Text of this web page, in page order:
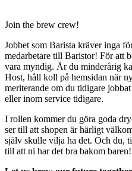
Join the brew crew!
Jobbet som Barista kräver inga
medarbetare till Baristor! För att
vara myndig. Är du minderårig
Host, håll koll på hemsidan när
meriterande om du tidigare
eller inom service tidigare.
I rollen kommer du göra goda
ser till att shopen är härligt
själv skulle vilja ha det. Och du,
till att ni har det bra bakom baren!